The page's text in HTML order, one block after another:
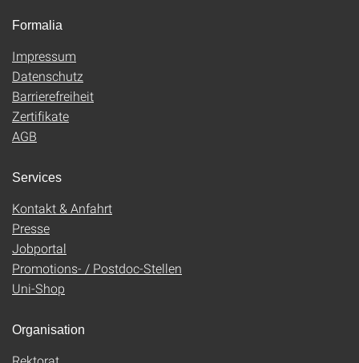
Formalia
Impressum
Datenschutz
Barrierefreiheit
Zertifikate
AGB
Services
Kontakt & Anfahrt
Presse
Jobportal
Promotions- / Postdoc-Stellen
Uni-Shop
Organisation